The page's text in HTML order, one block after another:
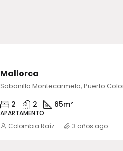
Mallorca
2 2 65m²
APARTAMENTO
Colombia Raíz 3 años ago